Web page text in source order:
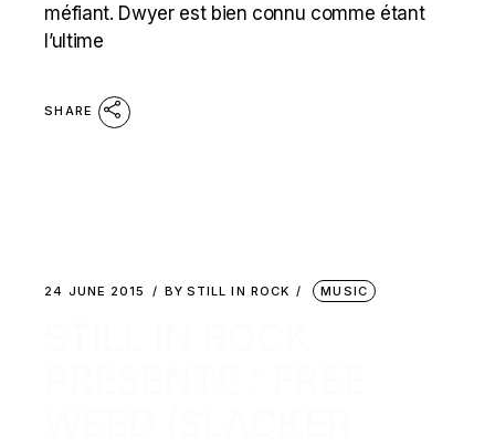
méfiant. Dwyer est bien connu comme étant
l’ultime
SHARE
24 JUNE 2015 BY STILL IN ROCK MUSIC